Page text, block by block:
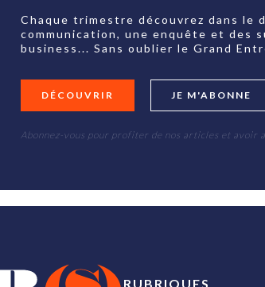
Chaque trimestre découvrez dans le
communication, une enquête et des
business... Sans oublier le Grand
DÉCOUVRIR JE M'ABONNE
Abonnez-vous pour profiter de nos articles et avoir
RUBRIQUES